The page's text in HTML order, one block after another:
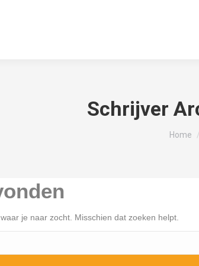
Schrijver
Home
je naar zocht. Misschien dat zoeken helpt.